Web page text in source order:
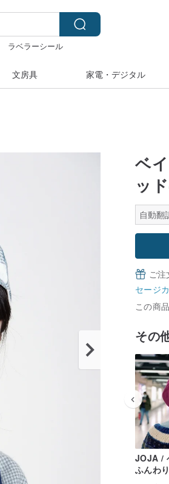
ラベラーシール
文房具 家電・デジタル
ベ
ッ
自動翻
ご
セージ
この商
その
JOJA /
ふんわ